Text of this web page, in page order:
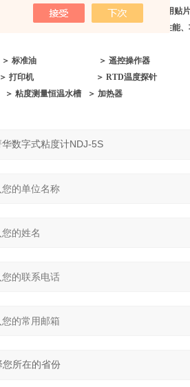
的zui大粘度值。主控板、细分驱动板全部采用贴
性度全部通过Pc接口进行计量校正，其计量性能、
＞ 标准油 ＞ 遥控操作器
打印机 ＞ RTD温度探针
粘度测量恒温水槽 ＞ 加热器